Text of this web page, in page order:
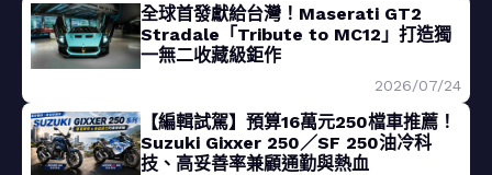
全球首發獻給台灣！Maserati GT2
Stradale「Tribute to MC12」打造獨
一無二收藏級鉅作
2026/07/24
【編輯試駕】預算16萬元250檔車推薦！
Suzuki Gixxer 250／SF 250油冷科
技、高妥善率兼顧通勤與熱血